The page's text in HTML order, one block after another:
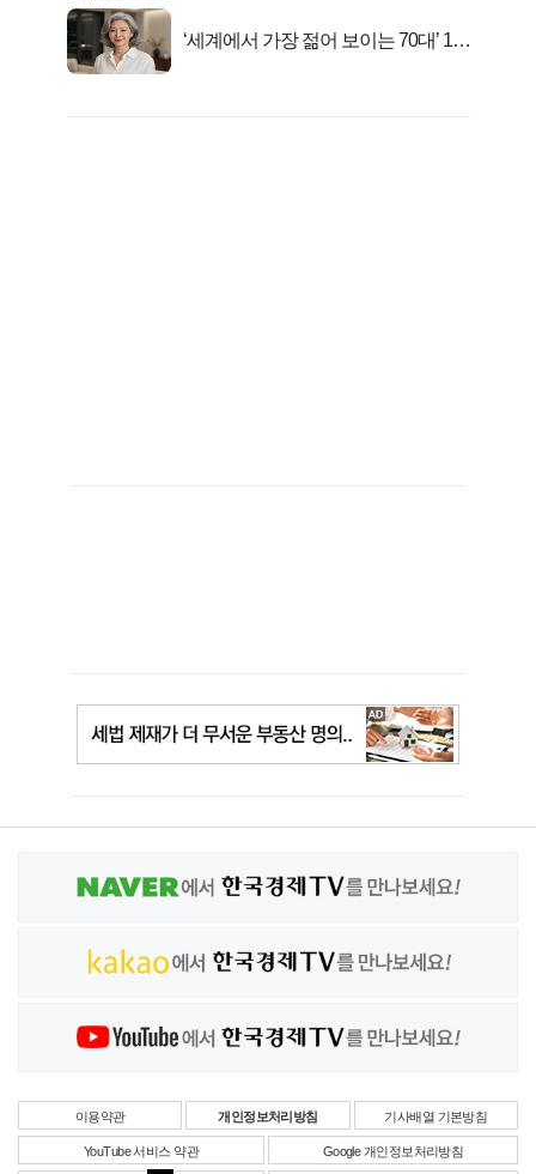
‘세계에서 가장 젊어 보이는 70대’ 1위
이용약관 개인정보처리방침 기사배열 기본방침
YouTube 서비스 약관 Google 개인정보처리방침